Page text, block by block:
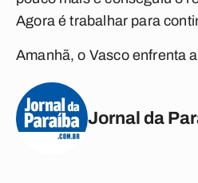
Agora é trabalhar para
Amanhã, o Vasco enfrenta
Jornal da